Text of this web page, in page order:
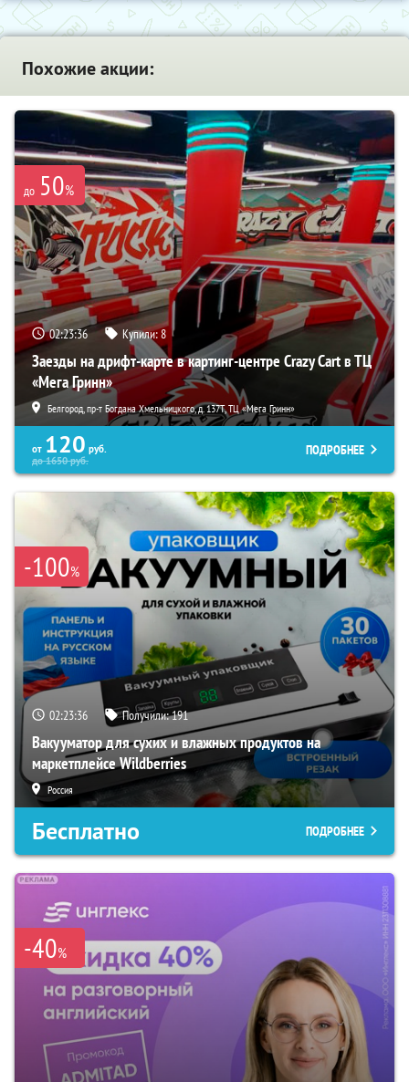
Похожие акции:
до 50%
02:23:35 Купили:8
Заезды на дрифт-карте в картинг-центре Crazy Cart в ТЦ
«Мега Гринн»
Белгород, пр-т Богдана Хмельницкого, д. 137Т, ТЦ «Мега Гринн»
от 120 руб.
до1650руб.
ПОДРОБНЕЕ
-100%
02:23:35 Получили:191
Вакууматор для сухих и влажных продуктов на
маркетплейсе Wildberries
Россия
Бесплатно ПОДРОБНЕЕ
-40%